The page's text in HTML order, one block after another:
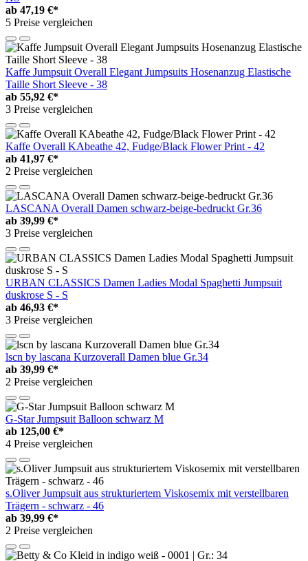
ab 47,19 €*
5 Preise vergleichen
Kaffe Jumpsuit Overall Elegant Jumpsuits Hosenanzug Elastische
Taille Short Sleeve - 38
ab 55,92 €*
3 Preise vergleichen
Kaffe Overall KAbeathe 42, Fudge/Black Flower Print - 42
ab 41,97 €*
2 Preise vergleichen
LASCANA Overall Damen schwarz-beige-bedruckt Gr.36
ab 39,99 €*
3 Preise vergleichen
URBAN CLASSICS Damen Ladies Modal Spaghetti Jumpsuit
duskrose S - S
ab 46,93 €*
3 Preise vergleichen
lscn by lascana Kurzoverall Damen blue Gr.34
ab 39,99 €*
2 Preise vergleichen
G-Star Jumpsuit Balloon schwarz M
ab 125,00 €*
4 Preise vergleichen
s.Oliver Jumpsuit aus strukturiertem Viskosemix mit verstellbaren
Trägern - schwarz - 46
ab 39,99 €*
2 Preise vergleichen